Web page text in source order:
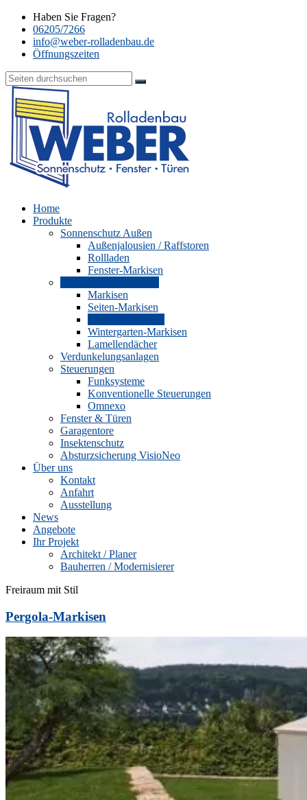
Haben Sie Fragen?
06205/7266
info@weber-rolladenbau.de
Öffnungszeiten
Home
Produkte
Sonnenschutz Außen
Außenjalousien / Raffstoren
Rollladen
Fenster-Markisen
Markisen
Seiten-Markisen
Wintergarten-Markisen
Lamellendächer
Verdunkelungsanlagen
Steuerungen
Funksysteme
Konventionelle Steuerungen
Omnexo
Fenster & Türen
Garagentore
Insektenschutz
Absturzsicherung VisioNeo
Über uns
Kontakt
Anfahrt
Ausstellung
News
Angebote
Ihr Projekt
Architekt / Planer
Bauherren / Modernisierer
Freiraum mit Stil
Pergola-Markisen